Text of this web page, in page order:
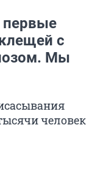
первые
с
Мы
человек